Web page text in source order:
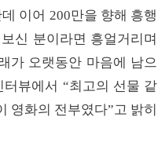
이어 200만을 향해 흥행
신 분이라면 흥얼거리며
가 오랫동안 마음에 남으
뷰에서 “최고의 선물 같
영화의 전부였다”고 밝히